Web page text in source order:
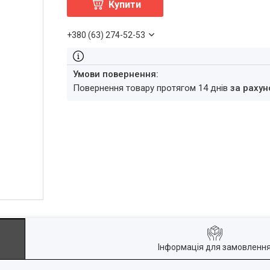
Купити
+380 (63) 274-52-53
повернення товару протягом 14 днівза
Інформація для